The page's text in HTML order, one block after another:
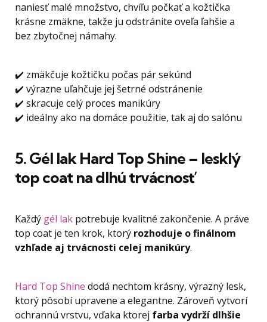
naniesť malé množstvo, chvíľu počkať a kožtička
krásne zmäkne, takže ju odstránite oveľa ľahšie a
bez zbytočnej námahy.
✔️ zmäkčuje kožtičku počas pár sekúnd
✔️ výrazne uľahčuje jej šetrné odstránenie
✔️ skracuje celý proces manikúry
✔️ ideálny ako na domáce použitie, tak aj do salónu
5. Gél lak Hard Top Shine – lesklý
top coat na dlhú trvácnosť
Každý gél lak potrebuje kvalitné zakončenie. A práve
top coat je ten krok, ktorý rozhoduje o finálnom
vzhľade aj trvácnosti celej manikúry.
Hard Top Shine dodá nechtom krásny, výrazný lesk,
ktorý pôsobí upravene a elegantne. Zároveň vytvorí
ochrannú vrstvu, vďaka ktorej farba vydrží dlhšie